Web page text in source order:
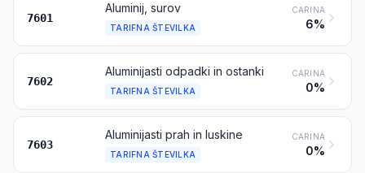
7601
Aluminij, surov
TARIFNA ŠTEVILKA
CARINA
6%
7602
Aluminijasti odpadki in ostanki
TARIFNA ŠTEVILKA
CARINA
0%
7603
Aluminijasti prah in luskine
TARIFNA ŠTEVILKA
CARINA
0%